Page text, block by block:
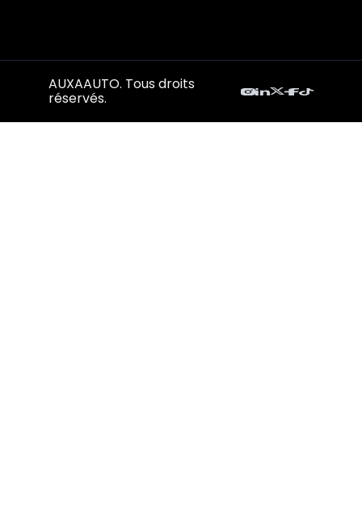
AUXAAUTO. Tous droits
réservés.